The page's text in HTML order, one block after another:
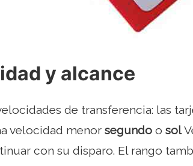
y alcance
de transferencia: las
velocidad menor segundo o sol
con su disparo. El rango